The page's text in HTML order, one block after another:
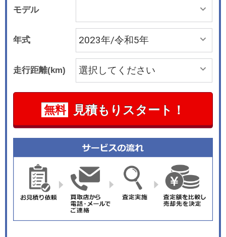
ブレーキのキャリパーはグロスレッドという仕上
げとなる。こうして白、赤、金という日本古来の
伝統文化に通じる3色でコーディネートすること
で、日本市場専用の特別なエクステリアに仕上げ
られている。 インテリアはダイヤモンドステッチ
ングをアクセントに用いながら、ブラックを基調
にアラバスターホワイトの2トーンカラーで統
一。スポーツシートにはファインナッパレザー、
ヘッドライニングとラゲッジコンパートメントラ
上げとなっている。ステアリングホイールは、標
準装備の3つのコントロールボタンに加えて、エ
ンジンサウンドをコントロールするボタンが追加
され、4コントロールサテライトのマルチファン
クションステアリングとなっている。また、ドア
シルトリムは8台限定を表す数字と「JAPAN FINA
モデル
年式
走行距離(km)
無料 見積もりスタート！